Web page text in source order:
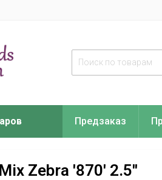
Предзаказ
Zebra '870' 2.5''